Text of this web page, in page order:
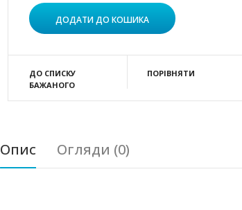
ДО СПИСКУ
БАЖАНОГО
ПОРІВНЯТИ
Опис Огляди (0)